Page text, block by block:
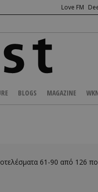
Love FM
BLOGS MAGAZINE
61-90 από 126